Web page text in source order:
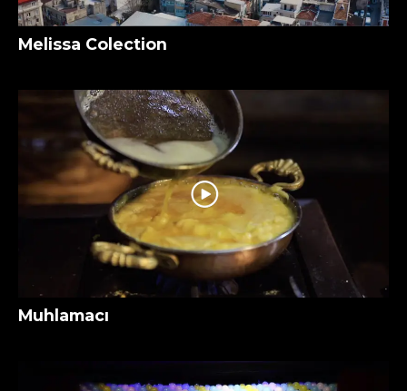
Melissa Colection
Muhlamacı